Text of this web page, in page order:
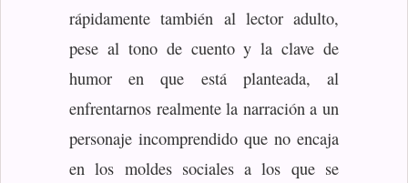
rápidamente también al lector adulto,
pese al tono de cuento y la clave de
humor en que está planteada, al
enfrentarnos realmente la narración a un
personaje incomprendido que no encaja
en los moldes sociales a los que se